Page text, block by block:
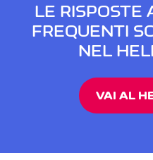
LE RISPOSTE
FREQUENTI
NEL
VAI AL